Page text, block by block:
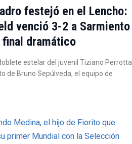
festejó en el Lencho:
venció 3-2 a Sarmiento
final dramático
estelar del juvenil Tiziano Perrotta
de Bruno Sepúlveda, el equipo de